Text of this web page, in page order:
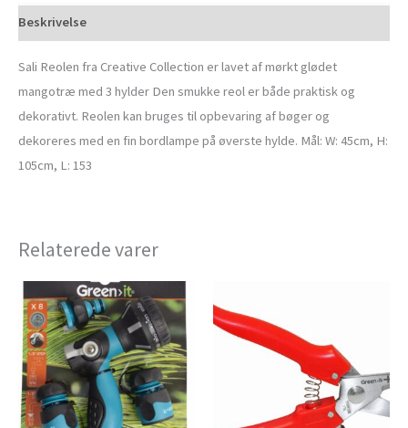
Beskrivelse
Sali Reolen fra Creative Collection er lavet af mørkt glødet
mangotræ med 3 hylder Den smukke reol er både praktisk og
dekorativt. Reolen kan bruges til opbevaring af bøger og
dekoreres med en fin bordlampe på øverste hylde. Mål: W: 45cm, H:
105cm, L: 153
Relaterede varer